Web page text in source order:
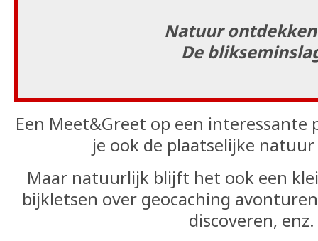
Natuur ontdekken
De
Een Meet&Greet op een interessante
je ook de plaatselijke
Maar natuurlijk blijft het ook een
bijkletsen over geocaching
discoveren, enz.